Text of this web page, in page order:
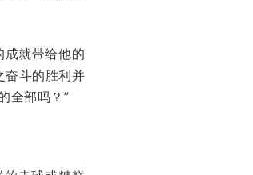
成就带给他的
奋斗的胜利并
全部吗？”